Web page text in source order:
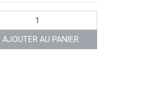
AJOUTER AU PANIER